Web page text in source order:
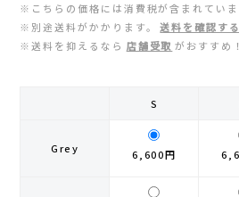
Shonai Special(ショウナイスペシャル
FEELCAP(フィールキャップ)
GONTEX(ゴンテックス)
※こちらの価格には消費税が含まれていま
※別途送料がかかります。
送料を確認する
※送料を抑えるなら 店舗受取 がおすすめ！
S
Grey 6,600円